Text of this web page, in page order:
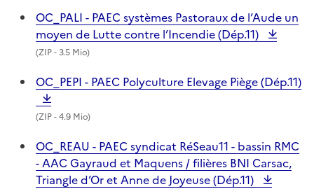
OC_PALI - PAEC systèmes Pastoraux de l’Aude un
moyen de Lutte contre l’Incendie (Dép.11)
(ZIP- 3.5 Mio)
OC_PEPI - PAEC Polyculture Elevage Piège (Dép.11)
(ZIP- 4.9 Mio)
OC_REAU - PAEC syndicat RéSeau11 - bassin RMC
- AAC Gayraud et Maquens / filières BNI Carsac,
Triangle d’Or et Anne de Joyeuse (Dép.11)